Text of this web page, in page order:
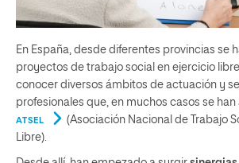
En España, desde diferentes provincias se
proyectos de trabajo social en ejercicio
conocer diversos ámbitos de actuación y
profesionales que, en muchos casos se han
ATSEL
(Asociación Nacional de Trabajo
Libre).